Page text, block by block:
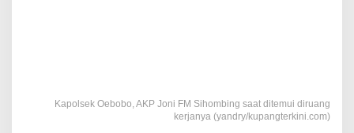
Kapolsek Oebobo, AKP Joni FM Sihombing saat ditemui diruang
kerjanya (yandry/kupangterkini.com)